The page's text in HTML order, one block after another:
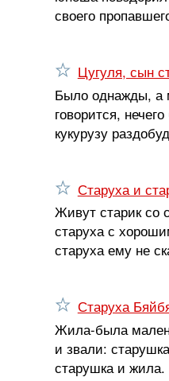
своего
Цугуля, сын
Было однажды, а
говорится,
кукурузу
Старуха и
Живут старик со
старуха с
старуха ему не
Старуха
Жила-была
и звали:
старушка и